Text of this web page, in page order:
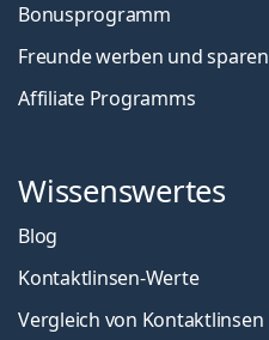
Bonusprogramm
Freunde werben und sparen
Affiliate Programms
Wissenswertes
Blog
Kontaktlinsen-Werte
Vergleich von Kontaktlinsen